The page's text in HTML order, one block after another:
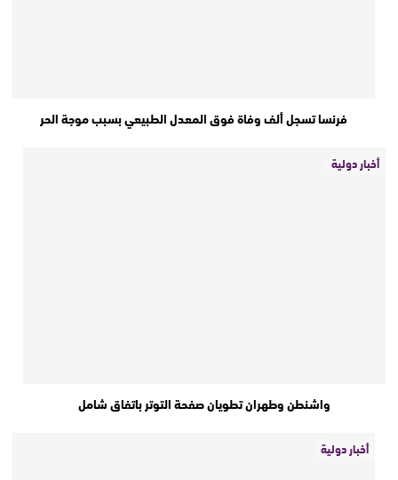
فرنسا تسجل ألف وفاة فوق المعدل الطبيعي بسبب موجة الحر
أخبار دولية
واشنطن وطهران تطويان صفحة التوتر باتفاق شامل
أخبار دولية